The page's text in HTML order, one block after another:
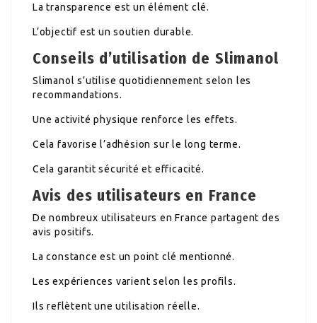
La transparence est un élément clé.
L’objectif est un soutien durable.
Conseils d’utilisation de Slimanol
Slimanol s’utilise quotidiennement selon les
recommandations.
Une activité physique renforce les effets.
Cela favorise l’adhésion sur le long terme.
Cela garantit sécurité et efficacité.
Avis des utilisateurs en France
De nombreux utilisateurs en France partagent des
avis positifs.
La constance est un point clé mentionné.
Les expériences varient selon les profils.
Ils reflètent une utilisation réelle.